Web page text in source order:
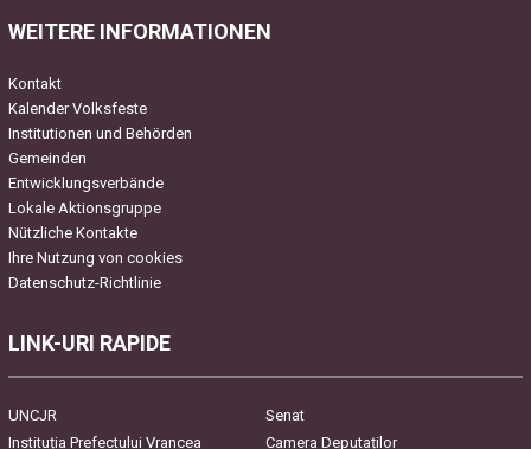
WEITERE INFORMATIONEN
Kontakt
Kalender Volksfeste
Institutionen und Behörden
Gemeinden
Entwicklungsverbände
Lokale Aktionsgruppe
Nützliche Kontakte
Ihre Nutzung von cookies
Datenschutz-Richtlinie
LINK-URI RAPIDE
UNCJR
Senat
Instituția Prefectului Vrancea
Camera Deputaților